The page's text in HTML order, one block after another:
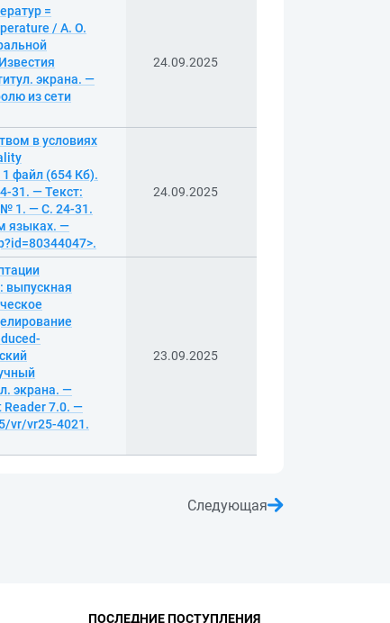
=
/ А. О.
экрана. —
из сети
24.09.2025
в условиях
файл (654 Кб).
31. — Текст:
№ 1. — С. 24-31.
языках. —
24.09.2025
выпускная
экрана. —
Reader 7.0. —
vr/vr25-4021.
23.09.2025
Следующая
ПОСЛЕДНИЕ ПОСТУПЛЕНИЯ